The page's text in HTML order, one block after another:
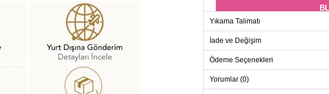
44
Yıkama Talimatı
İade ve Değişim
Ödeme Seçenekleri
Yorumlar (0)